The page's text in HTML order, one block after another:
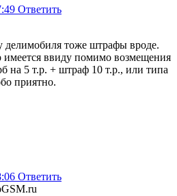
Ответить
тоже штрафы вроде.
имеется ввиду помимо возмещения
на 5 т.р. + штраф 10 т.р., или типа
приятно.
Ответить